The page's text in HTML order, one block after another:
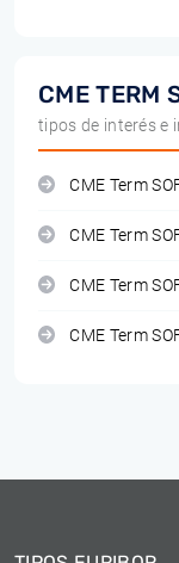
CME TERM
tipos de interés e
CME Term
CME Term
CME Term
CME Term